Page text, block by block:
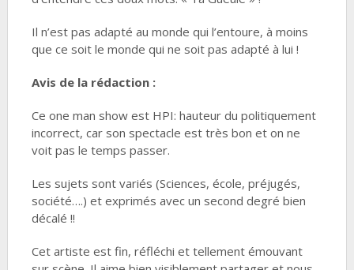
Il n’est pas adapté au monde qui l’entoure, à moins
que ce soit le monde qui ne soit pas adapté à lui !
Avis de la rédaction :
Ce one man show est HPI: hauteur du politiquement
incorrect, car son spectacle est très bon et on ne
voit pas le temps passer.
Les sujets sont variés (Sciences, école, préjugés,
société….) et exprimés avec un second degré bien
décalé !!
Cet artiste est fin, réfléchi et tellement émouvant